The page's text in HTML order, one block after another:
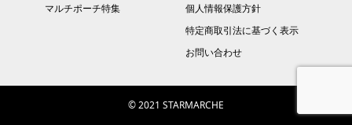
マルチポーチ特集
個人情報保護方針
特定商取引法に基づく表示
お問い合わせ
© 2021 STARMARCHE